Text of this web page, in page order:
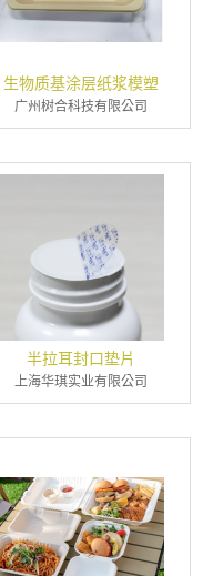
生物质基涂层纸浆模塑
广州树合科技有限公司
半拉耳封口垫片
上海华琪实业有限公司